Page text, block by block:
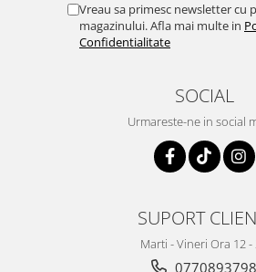
Vreau sa primesc newsletter cu
magazinului. Afla mai multe in
Confidentialitate
SOCIAL
Urmareste-ne in social
SUPORT
Marti - Vineri Ora 12 -
0770893798